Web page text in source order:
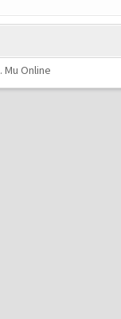
. Mu Online